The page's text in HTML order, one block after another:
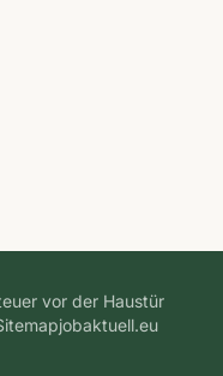
vor der Haustür
jobaktuell.eu